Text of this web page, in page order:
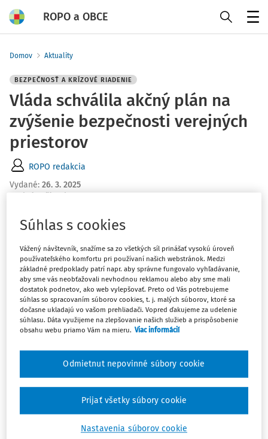
ROPO a OBCE
Domov Aktuality
BEZPEČNOSŤ A KRÍZOVÉ RIADENIE
Vláda schválila akčný plán na
zvýšenie bezpečnosti verejných
priestorov
ROPO redakcia
Vydané: 26. 3. 2025
1 minúta čítania
"Akčný plán ochrany mäkkých cieľov na rok 2025"
môžu stať cieľom útokov, no nemajú takú úroveň
ochrany ako verejné objekty s kontrolovaným vstupom,
vládne či vojenské objekty.
Ide napríklad o nemocnice, školské zariadenia, nákupné
centrá, úrady, kultúrne, športové podujatia, festivaly a
Schválený akčný plán obsahuje28 všeobecných
a špecifických úloh pre ústredné orgány štátnej správy
ktoré sa týkajú verejnej správy, školstva, dopravy, kultúry
opatrenia akčného plánu:
Súhlas s cookies
Vážený návštevník, snažíme sa zo všetkých síl prinášať vysokú úroveň
používateľského komfortu pri používaní našich webstránok. Medzi
základné predpoklady patrí napr. aby správne fungovalo vyhľadávanie,
aby sme vás neobťažovali nevhodnou reklamou alebo aby sme mali
dostatok podnetov, ako web vylepšovať. Preto od Vás potrebujeme
súhlas so spracovaním súborov cookies, t. j. malých súborov, ktoré sa
dočasne ukladajú vo vašom prehliadači. Vopred ďakujeme za udelenie
súhlasu. Dáta využijeme na zlepšovanie našich služieb a prispôsobenie
obsahu webu priamo Vám na mieru. Viac informácií
Nastavenia súborov cookie
Odmietnut nepovinné súbory cookie
Prijať všetky súbory cookie